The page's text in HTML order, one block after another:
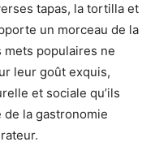
tapas, la tortilla et
un morceau de la
mets populaires ne
leur goût exquis,
et sociale qu’ils
la gastronomie